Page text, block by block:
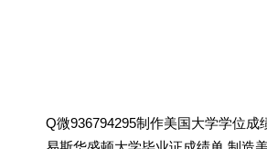
Q微936794295制作美国大学学位成